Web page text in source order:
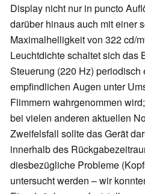
Display nicht nur in puncto
darüber hinaus auch mit einer
Maximalhelligkeit von 322 cd/
Leuchtdichte schaltet sich das
Steuerung (220 Hz) periodisch
empfindlichen Augen unter
Flimmern wahrgenommen
bei vielen anderen aktuellen
Zweifelsfall sollte das Gerät
innerhalb des
diesbezügliche Probleme
untersucht werden – wir